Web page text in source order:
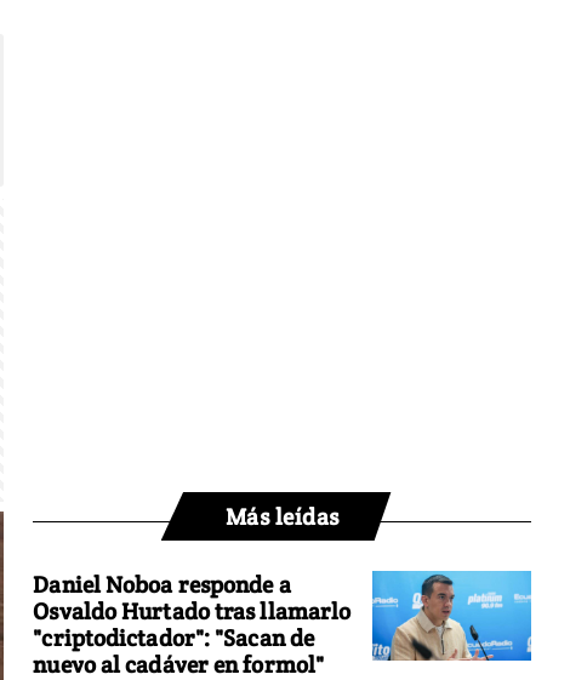
Más leídas
Daniel Noboa responde a
Osvaldo Hurtado tras llamarlo
"criptodictador": "Sacan de
nuevo al cadáver en formol"